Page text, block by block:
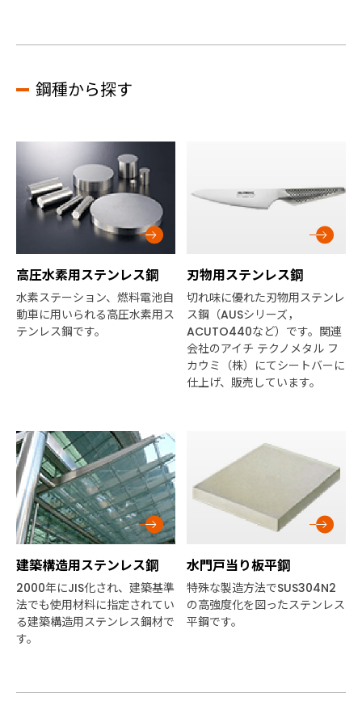
鋼種から探す
高圧水素用ステンレス鋼
水素ステーション、燃料電池自
動車に用いられる高圧水素用ス
テンレス鋼です。
刃物用ステンレス鋼
切れ味に優れた刃物用ステンレ
ス鋼（AUSシリーズ，
ACUTO440など）です。関連
会社のアイチ テクノメタル フ
カウミ（株）にてシートバーに
仕上げ、販売しています。
建築構造用ステンレス鋼
2000年にJIS化され、建築基準
法でも使用材料に指定されてい
る建築構造用ステンレス鋼材で
す。
水門戸当り板平鋼
特殊な製造方法でSUS304N2
の高強度化を図ったステンレス
平鋼です。